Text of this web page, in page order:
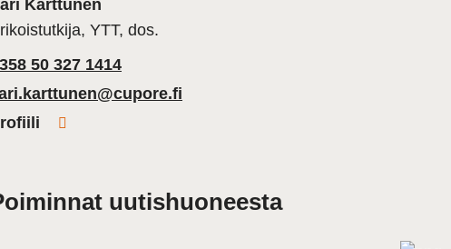
Karttunen
YTT, dos.
50 327 1414
uutishuoneesta